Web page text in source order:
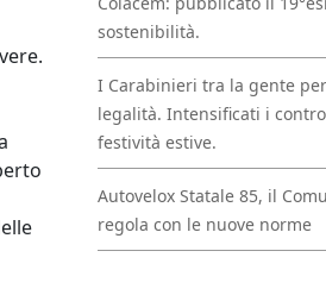
sostenibilità.
I Carabinieri tra la gente
legalità. Intensificati i
festività estive.
Autovelox Statale 85, il
regola con le nuove norme